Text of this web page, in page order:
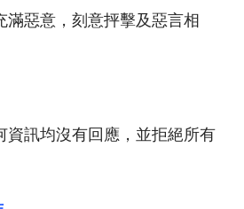
滿惡意，刻意抨擊及惡言相
資訊均沒有回應，並拒絕所有